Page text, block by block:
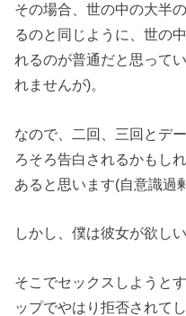
その場合、世の中の大半
るのと同じように、世の
れるのが普通だと思って
れませんが)。
なので、二回、三回とデ
ろそろ告白されるかもし
あると思います(自意識過
しかし、僕は彼女が欲し
そこでセックスしようと
ップでやはり拒否されて